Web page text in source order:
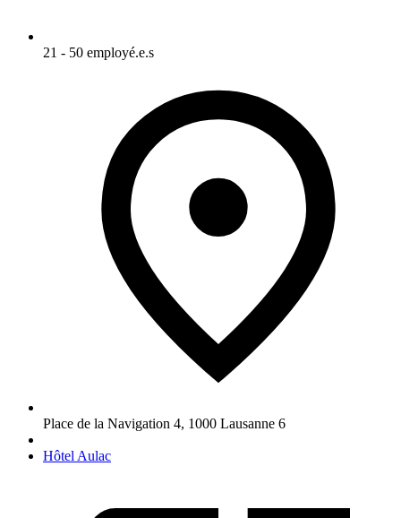
21 - 50 employé.e.s
Place de la Navigation 4, 1000 Lausanne 6
Hôtel Aulac